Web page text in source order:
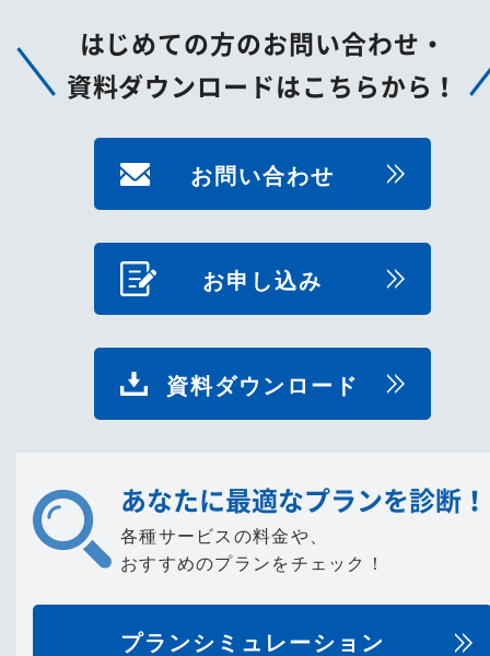
はじめての方のお問い合わせ・
資料ダウンロードはこちらから！
お問い合わせ
お申し込み
資料ダウンロード
あなたに最適なプランを診断！
各種サービスの料金や、
おすすめのプランをチェック！
プランシミュレーション